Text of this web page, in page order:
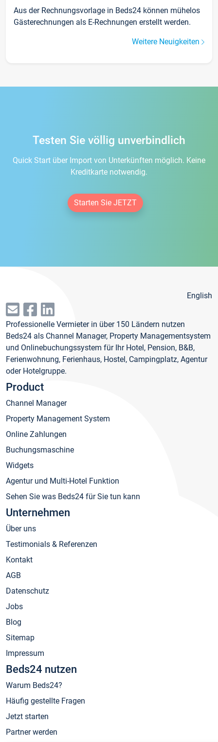
Aus der Rechnungsvorlage in Beds24 können mühelos
Gästerechnungen als E-Rechnungen erstellt werden.
Weitere Neuigkeiten
Testen Sie völlig unverbindlich
Quick Start über Import von Unterkünften möglich. Keine
Kreditkarte notwendig.
Starten Sie JETZT
English
Professionelle Vermieter in über 150 Ländern nutzen
Beds24 als Channel Manager, Property Managementsystem
und Onlinebuchungssystem für Ihr Hotel, Pension, B&B,
Ferienwohnung, Ferienhaus, Hostel, Campingplatz, Agentur
oder Hotelgruppe.
Product
Channel Manager
Property Management System
Online Zahlungen
Buchungsmaschine
Widgets
Agentur und Multi-Hotel Funktion
Sehen Sie was Beds24 für Sie tun kann
Unternehmen
Über uns
Testimonials & Referenzen
Kontakt
AGB
Datenschutz
Jobs
Blog
Sitemap
Impressum
Beds24 nutzen
Warum Beds24?
Häufig gestellte Fragen
Jetzt starten
Partner werden